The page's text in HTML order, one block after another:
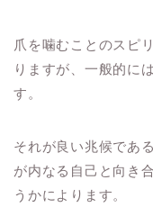
爪を噛むことのスピ
りますが、一般的に
す。
それが良い兆候であ
が内なる自己と向き
うかによります。